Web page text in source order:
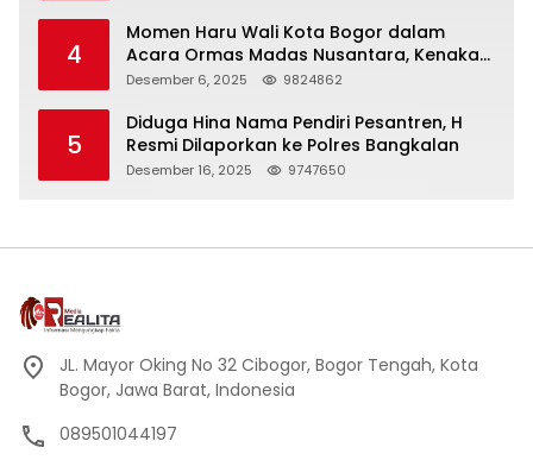
4
Momen Haru Wali Kota Bogor dalam
Acara Ormas Madas Nusantara, Kenakan
Peci Hitam Tinggi sebagai Simbol
Desember 6, 2025 9824862
5
Diduga Hina Nama Pendiri Pesantren, H
Resmi Dilaporkan ke Polres Bangkalan
Desember 16, 2025 9747650
JL. Mayor Oking No 32 Cibogor, Bogor Tengah, Kota
Bogor, Jawa Barat, Indonesia
089501044197